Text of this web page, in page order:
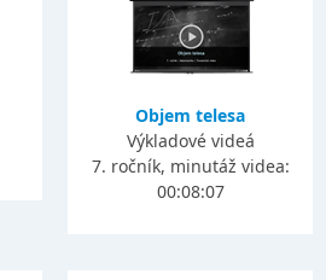
Objem telesa
Výkladové videá
7. ročník, minutáž videa:
00:08:07